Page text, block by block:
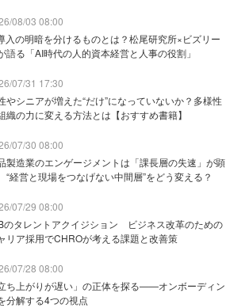
08/03 08:00
入の明暗を分けるものとは？松尾研究所×ビズリー
語る「AI時代の人的資本経営と人事の役割」
07/31 17:30
やシニアが増えた“だけ”になっていないか？多様性
織の力に変える方法とは【おすすめ書籍】
07/30 08:00
製造業のエンゲージメントは「課長層の失速」が顕
経営と現場をつなげない中間層”をどう変える？
07/29 08:00
のタレントアクイジション ビジネス改革のための
リア採用でCHROが考える課題と改善策
07/28 08:00
立ち上がりが遅い」の正体を探る——オンボーディン
分解する4つの視点